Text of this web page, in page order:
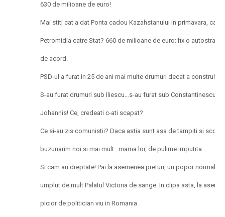
630 de milioane de euro!
Mai stiti cat a dat Ponta cadou Kazahstanului in primavara, cand
Petromidia catre Stat? 660 de milioane de euro: fix o
de acord.
PSD-ul a furat in 25 de ani mai multe drumuri decat a construit
S-au furat drumuri sub Iliescu…s-au furat sub
Johannis! Ce, credeati c-ati scapat?
Ce si-au zis comunistii? Daca astia sunt asa de tampiti si scot
buzunarim noi si mai mult…mama lor, de pulime imputita…
Si cam au dreptate! Pai la asemenea preturi, un popor normal
umplut de mult Palatul Victoria de sange. In clipa asta, la
picior de politician viu in Romania.